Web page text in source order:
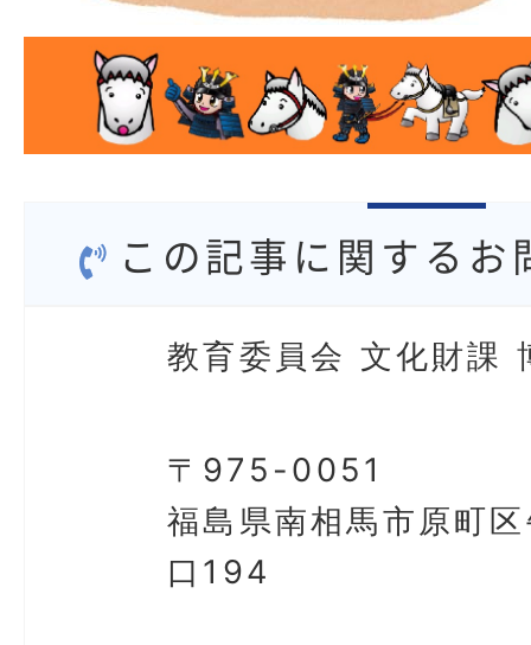
この記事に関するお
教育委員会 文化財課
〒975-0051
福島県南相馬市原町
口194